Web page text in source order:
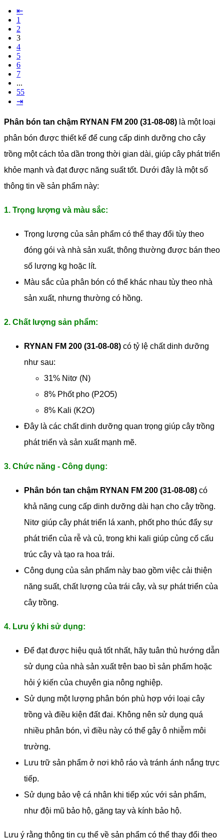
⇤
1
2
3
4
5
6
7
...
55
⇥
Phân bón tan chậm RYNAN FM 200 (31-08-08) là một loại
phân bón được thiết kế để cung cấp dinh dưỡng cho cây
trồng một cách tỏa dần trong thời gian dài, giúp cây phát triển
khỏe mạnh và đạt được năng suất tốt. Dưới đây là một số
thông tin về sản phẩm này:
1. Trọng lượng và màu sắc:
Trọng lượng của sản phẩm có thể thay đổi tùy theo
đóng gói và nhà sản xuất, thông thường được bán theo
số lượng kg hoặc lít.
Màu sắc của phân bón có thể khác nhau tùy theo nhà
sản xuất, nhưng thường có hồng.
2. Chất lượng sản phẩm:
RYNAN FM 200 (31-08-08) có tỷ lệ chất dinh dưỡng
như sau:
31% Nitơ (N)
8% Phốt pho (P2O5)
8% Kali (K2O)
Đây là các chất dinh dưỡng quan trọng giúp cây trồng
phát triển và sản xuất mạnh mẽ.
3. Chức năng - Công dụng:
Phân bón tan chậm RYNAN FM 200 (31-08-08) có
khả năng cung cấp dinh dưỡng dài hạn cho cây trồng.
Nitơ giúp cây phát triển lá xanh, phốt pho thúc đẩy sự
phát triển của rễ và củ, trong khi kali giúp củng cố cấu
trúc cây và tạo ra hoa trái.
Công dụng của sản phẩm này bao gồm việc cải thiện
năng suất, chất lượng của trái cây, và sự phát triển của
cây trồng.
4. Lưu ý khi sử dụng:
Để đạt được hiệu quả tốt nhất, hãy tuân thủ hướng dẫn
sử dụng của nhà sản xuất trên bao bì sản phẩm hoặc
hỏi ý kiến ​​của chuyên gia nông nghiệp.
Sử dụng một lượng phân bón phù hợp với loại cây
trồng và điều kiện đất đai. Không nên sử dụng quá
nhiều phân bón, vì điều này có thể gây ô nhiễm môi
trường.
Lưu trữ sản phẩm ở nơi khô ráo và tránh ánh nắng trực
tiếp.
Sử dụng bảo vệ cá nhân khi tiếp xúc với sản phẩm,
như đội mũ bảo hộ, găng tay và kính bảo hộ.
Lưu ý rằng thông tin cụ thể về sản phẩm có thể thay đổi theo